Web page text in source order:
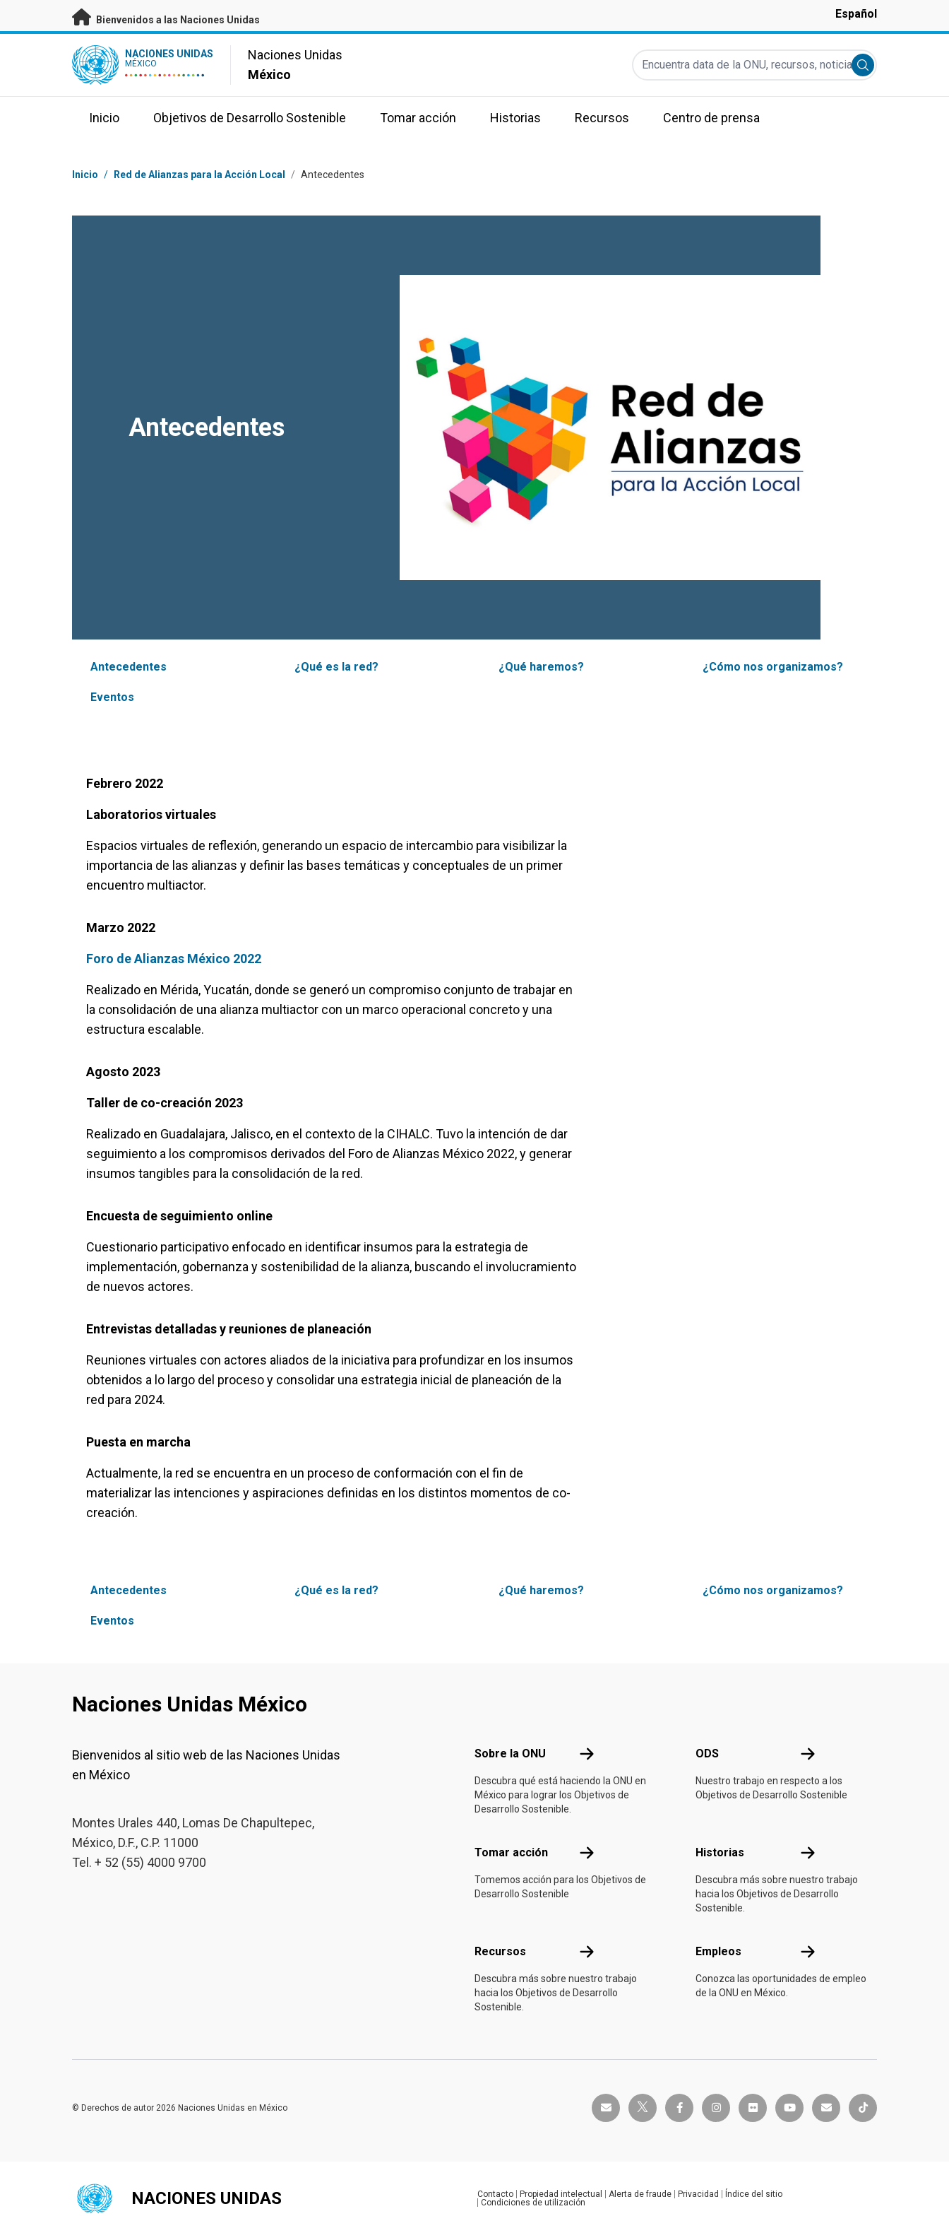
Saltar a contenido principal
Bienvenidos a las Naciones Unidas Español
UN Logo NACIONES UNIDAS
MÉXICO
Naciones Unidas
México
Encuentra data de la ONU, recursos, noticias y más...
Submit search
Inicio Objetivos de Desarrollo Sostenible Tomar acción Historias Recursos Centro de prensa
Coordenadas dentro de la ruta de navegación
Inicio / Red de Alianzas para la Acción Local / Antecedentes
Antecedentes
Antecedentes ¿Qué es la red? ¿Qué haremos? ¿Cómo nos organizamos?
Eventos
Febrero 2022
Laboratorios virtuales
Espacios virtuales de reflexión, generando un espacio de intercambio para visibilizar la
importancia de las alianzas y definir las bases temáticas y conceptuales de un primer
encuentro multiactor.
Marzo 2022
Foro de Alianzas México 2022
Realizado en Mérida, Yucatán, donde se generó un compromiso conjunto de trabajar en
la consolidación de una alianza multiactor con un marco operacional concreto y una
estructura escalable.
Agosto 2023
Taller de co-creación 2023
Realizado en Guadalajara, Jalisco, en el contexto de la CIHALC. Tuvo la intención de dar
seguimiento a los compromisos derivados del Foro de Alianzas México 2022, y generar
insumos tangibles para la consolidación de la red.
Encuesta de seguimiento online
Cuestionario participativo enfocado en identificar insumos para la estrategia de
implementación, gobernanza y sostenibilidad de la alianza, buscando el involucramiento
de nuevos actores.
Entrevistas detalladas y reuniones de planeación
Reuniones virtuales con actores aliados de la iniciativa para profundizar en los insumos
obtenidos a lo largo del proceso y consolidar una estrategia inicial de planeación de la
red para 2024.
Puesta en marcha
Actualmente, la red se encuentra en un proceso de conformación con el fin de
materializar las intenciones y aspiraciones definidas en los distintos momentos de co-
creación.
Antecedentes ¿Qué es la red? ¿Qué haremos? ¿Cómo nos organizamos?
Eventos
Naciones Unidas México
Bienvenidos al sitio web de las Naciones Unidas
en México
Montes Urales 440, Lomas De Chapultepec,
México, D.F., C.P. 11000
Tel. + 52 (55) 4000 9700
Sobre la ONU Sobre la ONU
Descubra qué está haciendo la ONU en
México para lograr los Objetivos de
Desarrollo Sostenible.
ODS ODS
Nuestro trabajo en respecto a los
Objetivos de Desarrollo Sostenible
Tomar acción Tomar acción
Tomemos acción para los Objetivos de
Desarrollo Sostenible
Historias Historias
Descubra más sobre nuestro trabajo
hacia los Objetivos de Desarrollo
Sostenible.
Recursos Recursos
Descubra más sobre nuestro trabajo
hacia los Objetivos de Desarrollo
Sostenible.
Empleos Empleos
Conozca las oportunidades de empleo
de la ONU en México.
envelope twitter-x facebook-finstagramflickr youtube envelope tiktok
© Derechos de autor 2026 Naciones Unidas en México
NACIONES UNIDAS Global U.N. menu
Contacto Propiedad intelectual Alerta de fraude Privacidad
Índice del sitio
Condiciones de utilización